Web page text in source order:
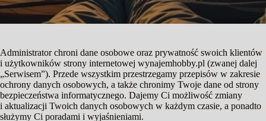
Administrator chroni dane osobowe oraz prywatność swoich klientów
i użytkowników strony internetowej wynajemhobby.pl (zwanej dalej
„Serwisem”). Przede wszystkim przestrzegamy przepisów w zakresie
ochrony danych osobowych, a także chronimy Twoje dane od strony
bezpieczeństwa informatycznego. Dajemy Ci możliwość zmiany
i aktualizacji Twoich danych osobowych w każdym czasie, a ponadto
służymy Ci poradami i wyjaśnieniami.